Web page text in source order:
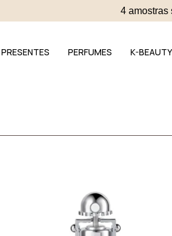
4 amostras
PRESENTES PERFUMES K-BEAUTY